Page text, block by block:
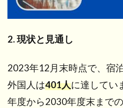
性
4
特定
技能
泊」
能な
業務
2. 現状と見通し
2023年12月末時点で、宿
外国人は401人に達してい
年度から2030年度末まで